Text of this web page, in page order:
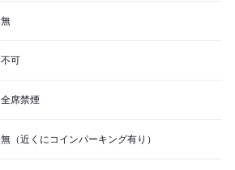
無
不可
全席禁煙
無（近くにコインパーキング有り）